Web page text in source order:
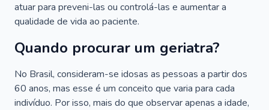
atuar para preveni-las ou controlá-las e aumentar a
qualidade de vida ao paciente.
Quando procurar um geriatra?
No Brasil, consideram-se idosas as pessoas a partir dos
60 anos, mas esse é um conceito que varia para cada
indivíduo. Por isso, mais do que observar apenas a idade,